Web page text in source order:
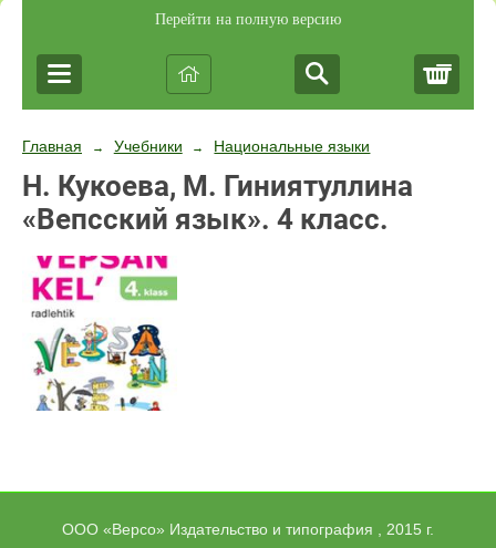
Перейти на полную версию
Главная → Учебники → Национальные языки
Н. Кукоева, М. Гиниятуллина
«Вепсский язык». 4 класс.
ООО «Версо» Издательство и типография , 2015 г.